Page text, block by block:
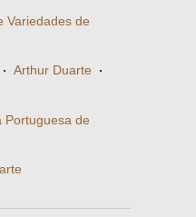
Variedades de
· Arthur Duarte ·
Portuguesa de